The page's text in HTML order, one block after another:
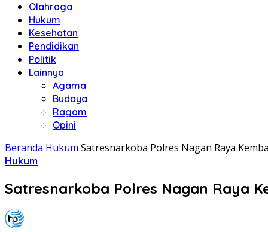
Olahraga
Hukum
Kesehatan
Pendidikan
Politik
Lainnya
Agama
Budaya
Ragam
Opini
Beranda Hukum Satresnarkoba Polres Nagan Raya
Hukum
Satresnarkoba Polres Nagan Raya